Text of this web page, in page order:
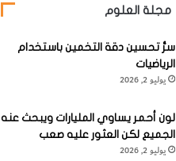
مجلة العلوم
سرُّ تحسين دقة التخمين باستخدام
الرياضيات
يوليو 2, 2026
لون أحمر يساوي المليارات ويبحث عنه
الجميع لكن العثور عليه صعب
يوليو 2, 2026